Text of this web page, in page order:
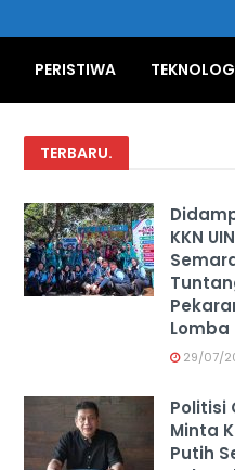
PERISTIWA
TERBARU.
KKN
Lomba
29/07/
Politisi
Minta
Putih